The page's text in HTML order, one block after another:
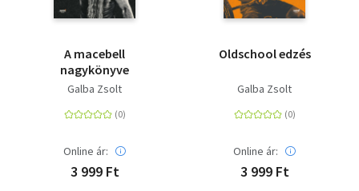
A macebell
nagykönyve
Galba Zsolt
Online ár:
3 999 Ft
Oldschool edzés
Galba Zsolt
Online ár:
3 999 Ft